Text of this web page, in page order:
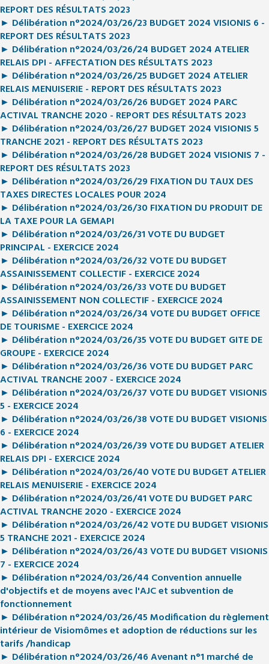
REPORT DES RÉSULTATS 2023
► Délibération n°2024/03/26/23 BUDGET 2024 VISIONIS 6 -
REPORT DES RÉSULTATS 2023
► Délibération n°2024/03/26/24 BUDGET 2024 ATELIER
RELAIS DPI - AFFECTATION DES RÉSULTATS 2023
► Délibération n°2024/03/26/25 BUDGET 2024 ATELIER
RELAIS MENUISERIE - REPORT DES RÉSULTATS 2023
► Délibération n°2024/03/26/26 BUDGET 2024 PARC
ACTIVAL TRANCHE 2020 - REPORT DES RÉSULTATS 2023
► Délibération n°2024/03/26/27 BUDGET 2024 VISIONIS 5
TRANCHE 2021 - REPORT DES RÉSULTATS 2023
► Délibération n°2024/03/26/28 BUDGET 2024 VISIONIS 7 -
REPORT DES RÉSULTATS 2023
► Délibération n°2024/03/26/29 FIXATION DU TAUX DES
TAXES DIRECTES LOCALES POUR 2024
► Délibération n°2024/03/26/30 FIXATION DU PRODUIT DE
LA TAXE POUR LA GEMAPI
► Délibération n°2024/03/26/31 VOTE DU BUDGET
PRINCIPAL - EXERCICE 2024
► Délibération n°2024/03/26/32 VOTE DU BUDGET
ASSAINISSEMENT COLLECTIF - EXERCICE 2024
► Délibération n°2024/03/26/33 VOTE DU BUDGET
ASSAINISSEMENT NON COLLECTIF - EXERCICE 2024
► Délibération n°2024/03/26/34 VOTE DU BUDGET OFFICE
DE TOURISME - EXERCICE 2024
► Délibération n°2024/03/26/35 VOTE DU BUDGET GITE DE
GROUPE - EXERCICE 2024
► Délibération n°2024/03/26/36 VOTE DU BUDGET PARC
ACTIVAL TRANCHE 2007 - EXERCICE 2024
► Délibération n°2024/03/26/37 VOTE DU BUDGET VISIONIS
5 - EXERCICE 2024
► Délibération n°2024/03/26/38 VOTE DU BUDGET VISIONIS
6 - EXERCICE 2024
► Délibération n°2024/03/26/39 VOTE DU BUDGET ATELIER
RELAIS DPI - EXERCICE 2024
► Délibération n°2024/03/26/40 VOTE DU BUDGET ATELIER
RELAIS MENUISERIE - EXERCICE 2024
► Délibération n°2024/03/26/41 VOTE DU BUDGET PARC
ACTIVAL TRANCHE 2020 - EXERCICE 2024
► Délibération n°2024/03/26/42 VOTE DU BUDGET VISIONIS
5 TRANCHE 2021 - EXERCICE 2024
► Délibération n°2024/03/26/43 VOTE DU BUDGET VISIONIS
7 - EXERCICE 2024
► Délibération n°2024/03/26/44 Convention annuelle
d'objectifs et de moyens avec l'AJC et subvention de
fonctionnement
► Délibération n°2024/03/26/45 Modification du règlement
intérieur de Visiomômes et adoption de réductions sur les
tarifs /handicap
► Délibération n°2024/03/26/46 Avenant n°1 marché de